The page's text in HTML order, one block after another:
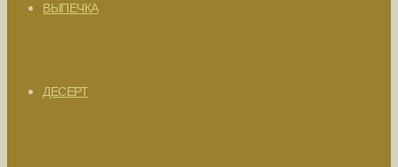
ВЫПЕЧКА
ДЕСЕРТ